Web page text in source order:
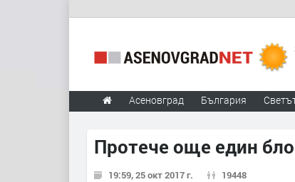
Асеновград България
Протече още един
19:59, 25 окт 2017 г. 19448